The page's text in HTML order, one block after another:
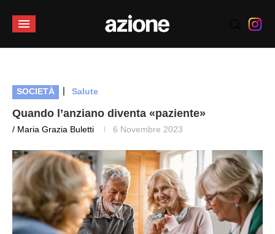
SOCIETÀ | Salute
Quando l’anziano diventa «paziente»
/ Maria Grazia Buletti 6 Novembre 2023